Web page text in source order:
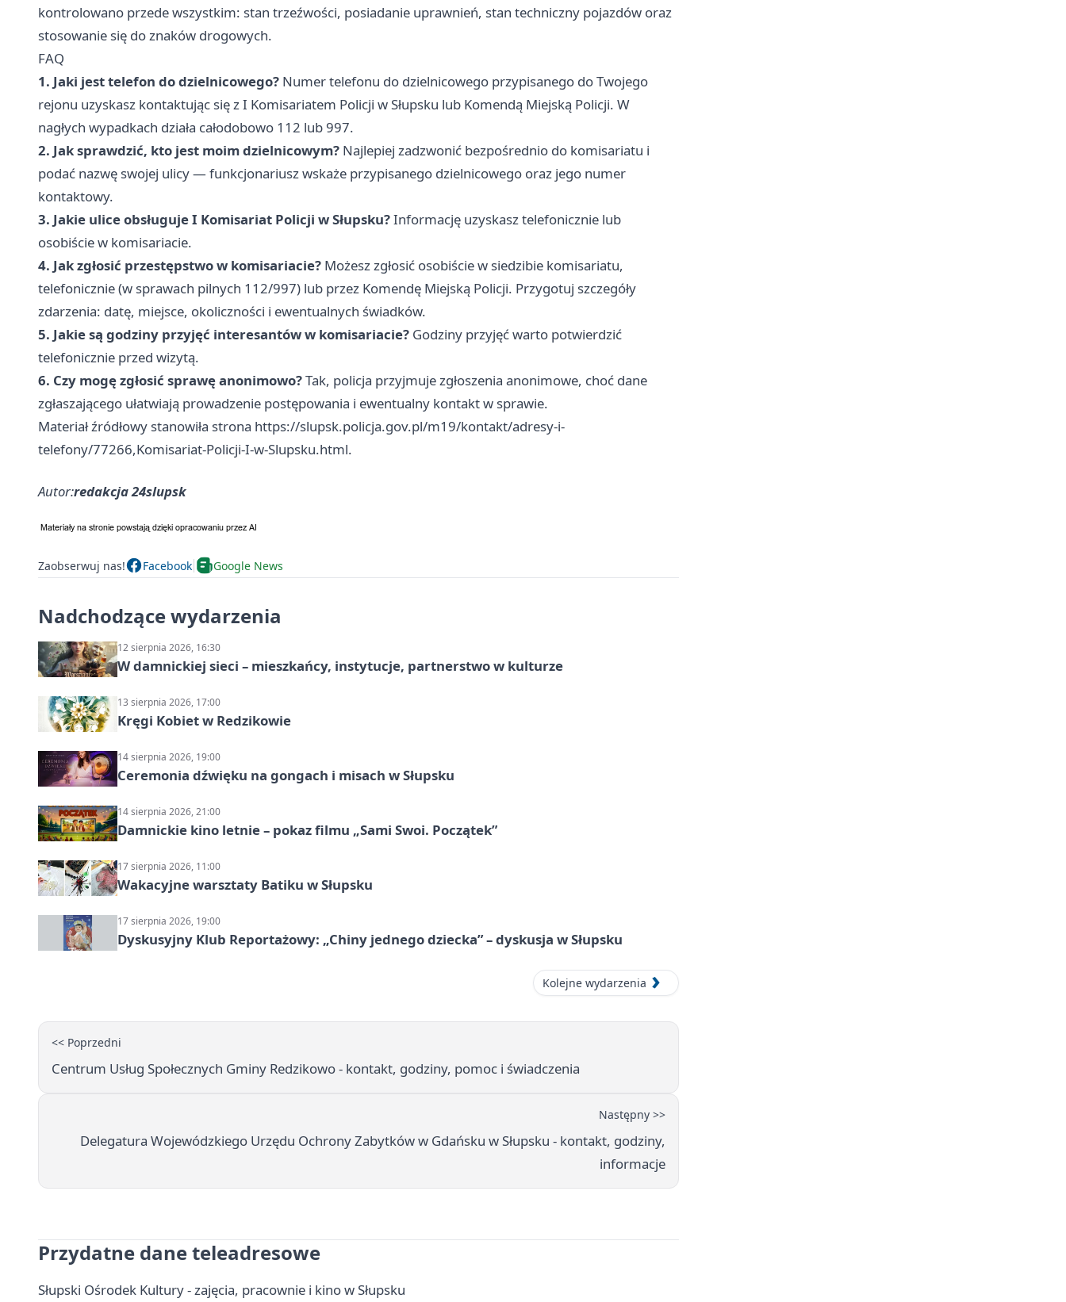
kontrolowano przede wszystkim: stan trzeźwości, posiadanie uprawnień, stan techniczny pojazdów oraz
stosowanie się do znaków drogowych.
FAQ
1. Jaki jest telefon do dzielnicowego? Numer telefonu do dzielnicowego przypisanego do Twojego
rejonu uzyskasz kontaktując się z I Komisariatem Policji w Słupsku lub Komendą Miejską Policji. W
nagłych wypadkach działa całodobowo 112 lub 997.
2. Jak sprawdzić, kto jest moim dzielnicowym? Najlepiej zadzwonić bezpośrednio do komisariatu i
podać nazwę swojej ulicy — funkcjonariusz wskaże przypisanego dzielnicowego oraz jego numer
kontaktowy.
3. Jakie ulice obsługuje I Komisariat Policji w Słupsku?Informację uzyskasz telefonicznie lub
osobiście w komisariacie.
4. Jak zgłosić przestępstwo w komisariacie? Możesz zgłosić osobiście w siedzibie komisariatu,
telefonicznie (w sprawach pilnych 112/997) lub przez Komendę Miejską Policji. Przygotuj szczegóły
zdarzenia: datę, miejsce, okoliczności i ewentualnych świadków.
5. Jakie są godziny przyjęć interesantów w komisariacie? Godziny przyjęć warto potwierdzić
telefonicznie przed wizytą.
6. Czy mogę zgłosić sprawę anonimowo?Tak, policja przyjmuje zgłoszenia anonimowe, choć dane
zgłaszającego ułatwiają prowadzenie postępowania i ewentualny kontakt w sprawie.
Materiał źródłowy stanowiła strona https://slupsk.policja.gov.pl/m19/kontakt/adresy-i-
telefony/77266,Komisariat-Policji-I-w-Slupsku.html.
Autor:redakcja 24slupsk
Zaobserwuj nas! Facebook Google News
Nadchodzące wydarzenia
12 sierpnia 2026, 16:30
W damnickiej sieci – mieszkańcy, instytucje, partnerstwo w kulturze
13 sierpnia 2026, 17:00
Kręgi Kobiet w Redzikowie
14 sierpnia 2026, 19:00
Ceremonia dźwięku na gongach i misach w Słupsku
14 sierpnia 2026, 21:00
Damnickie kino letnie – pokaz filmu „Sami Swoi. Początek”
17 sierpnia 2026, 11:00
Wakacyjne warsztaty Batiku w Słupsku
17 sierpnia 2026, 19:00
Dyskusyjny Klub Reportażowy: „Chiny jednego dziecka” – dyskusja w Słupsku
Kolejne wydarzenia
<< Poprzedni
Centrum Usług Społecznych Gminy Redzikowo - kontakt, godziny, pomoc i świadczenia
Następny >>
Delegatura Wojewódzkiego Urzędu Ochrony Zabytków w Gdańsku w Słupsku - kontakt, godziny,
informacje
Przydatne dane teleadresowe
Słupski Ośrodek Kultury - zajęcia, pracownie i kino w Słupsku